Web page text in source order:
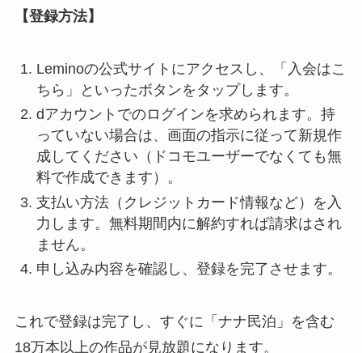
【登録方法】
Leminoの公式サイトにアクセスし、「入会はこ
ちら」といったボタンをタップします。
dアカウントでのログインを求められます。持
っていない場合は、画面の指示に従って新規作
成してください（ドコモユーザーでなくても無
料で作成できます）。
支払い方法（クレジットカード情報など）を入
力します。無料期間内に解約すれば請求はされ
ません。
申し込み内容を確認し、登録を完了させます。
これで登録は完了し、すぐに「ナナ民泊」を含む
18万本以上の作品が見放題になります。